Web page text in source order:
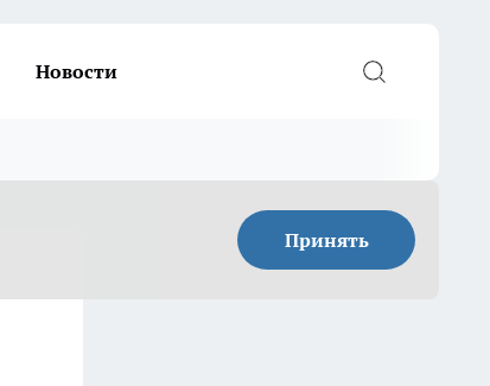
Новости
Принять